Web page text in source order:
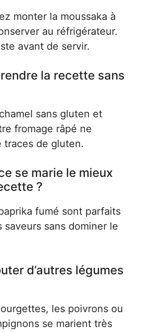
monter la moussaka à
au réfrigérateur.
avant de servir.
la recette sans
sans gluten et
fromage râpé ne
traces de gluten.
se marie le mieux
?
fumé sont parfaits
saveurs sans dominer le
d’autres légumes
les poivrons ou
se marient très